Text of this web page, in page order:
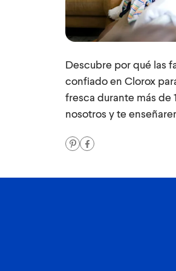
Descubre por qué las
confiado en Clorox
fresca durante más de
nosotros y te